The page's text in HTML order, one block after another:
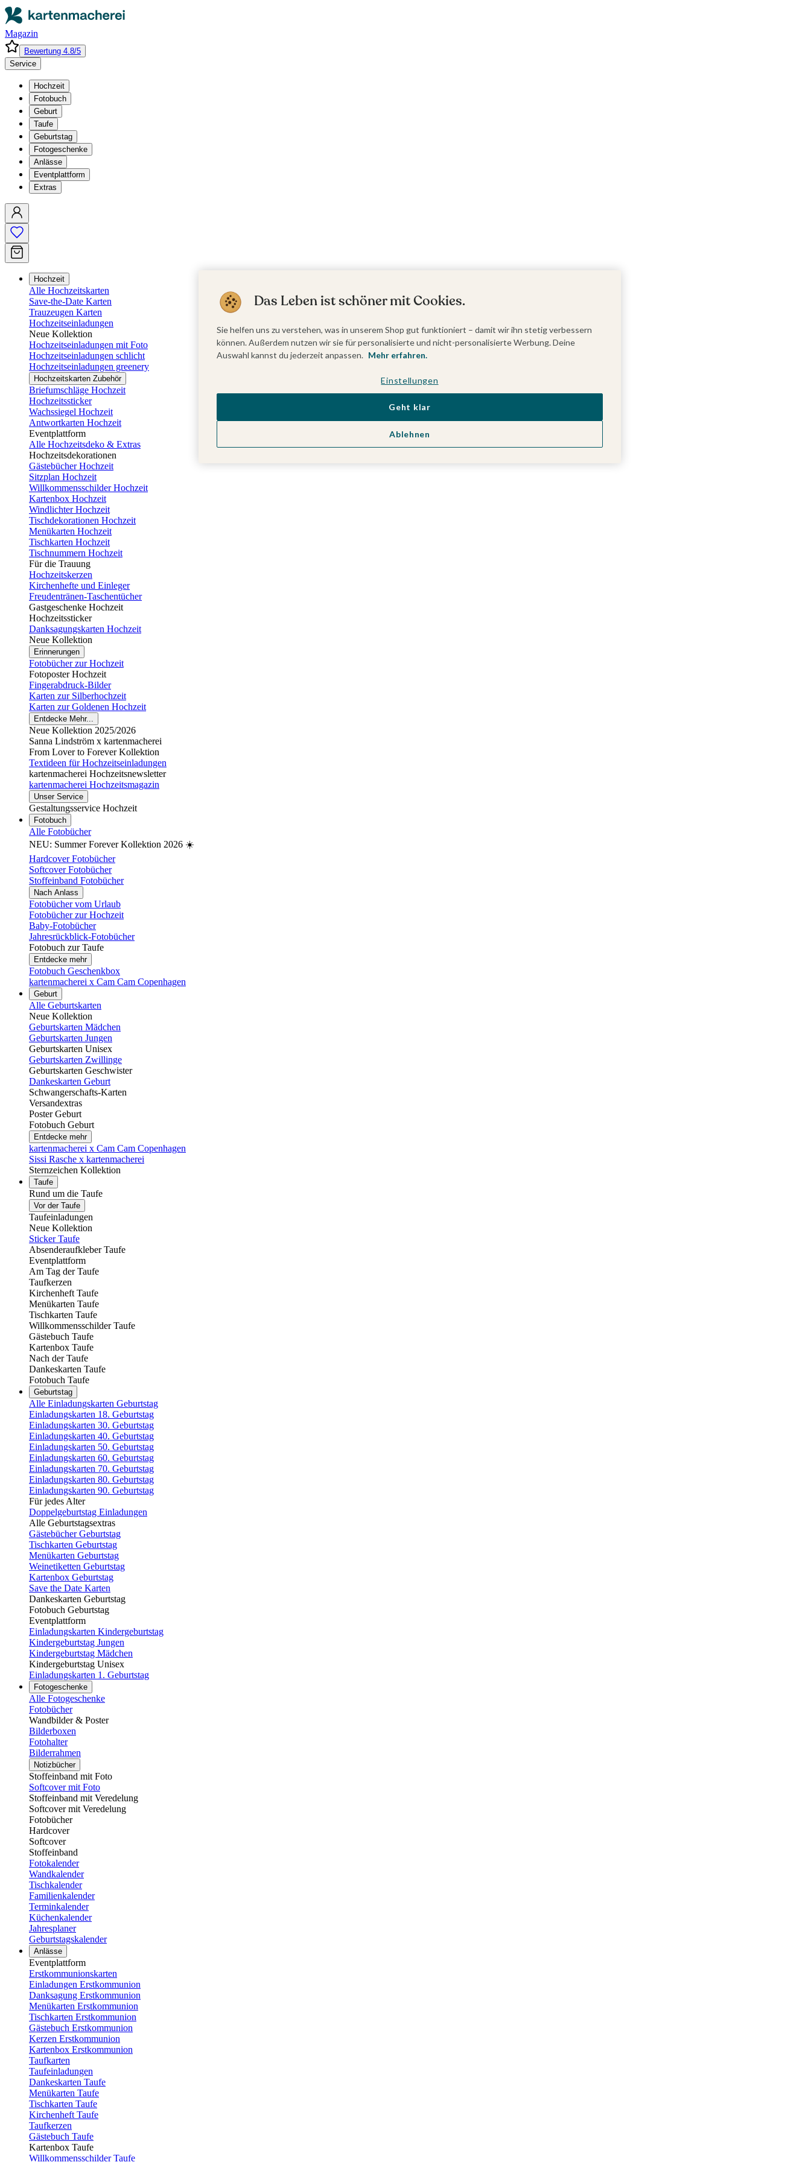
Magazin
Bewertung 4.8/5
Service
Hochzeit
Fotobuch
Geburt
Taufe
Geburtstag
Fotogeschenke
Anlässe
Eventplattform
Extras
Hochzeit
Alle Hochzeitskarten
Save-the-Date Karten
Trauzeugen Karten
Hochzeitseinladungen
Neue Kollektion
Hochzeitseinladungen mit Foto
Hochzeitseinladungen schlicht
Hochzeitseinladungen greenery
Hochzeitskarten Zubehör
Briefumschläge Hochzeit
Hochzeitssticker
Wachssiegel Hochzeit
Antwortkarten Hochzeit
Eventplattform
Alle Hochzeitsdeko & Extras
Hochzeitsdekorationen
Gästebücher Hochzeit
Sitzplan Hochzeit
Willkommensschilder Hochzeit
Kartenbox Hochzeit
Windlichter Hochzeit
Tischdekorationen Hochzeit
Menükarten Hochzeit
Tischkarten Hochzeit
Tischnummern Hochzeit
Für die Trauung
Hochzeitskerzen
Kirchenhefte und Einleger
Freudentränen-Taschentücher
Gastgeschenke Hochzeit
Hochzeitssticker
Danksagungskarten Hochzeit
Neue Kollektion
Erinnerungen
Fotobücher zur Hochzeit
Fotoposter Hochzeit
Fingerabdruck-Bilder
Karten zur Silberhochzeit
Karten zur Goldenen Hochzeit
Entdecke Mehr...
Neue Kollektion 2025/2026
Sanna Lindström x kartenmacherei
From Lover to Forever Kollektion
Textideen für Hochzeitseinladungen
kartenmacherei Hochzeitsnewsletter
kartenmacherei Hochzeitsmagazin
Unser Service
Gestaltungsservice Hochzeit
Fotobuch
Alle Fotobücher
NEU: Summer Forever Kollektion 2026 ☀️
Hardcover Fotobücher
Softcover Fotobücher
Stoffeinband Fotobücher
Nach Anlass
Fotobücher vom Urlaub
Fotobücher zur Hochzeit
Baby-Fotobücher
Jahresrückblick-Fotobücher
Fotobuch zur Taufe
Entdecke mehr
Fotobuch Geschenkbox
kartenmacherei x Cam Cam Copenhagen
Geburt
Alle Geburtskarten
Neue Kollektion
Geburtskarten Mädchen
Geburtskarten Jungen
Geburtskarten Unisex
Geburtskarten Zwillinge
Geburtskarten Geschwister
Dankeskarten Geburt
Schwangerschafts-Karten
Versandextras
Poster Geburt
Fotobuch Geburt
Entdecke mehr
kartenmacherei x Cam Cam Copenhagen
Sissi Rasche x kartenmacherei
Sternzeichen Kollektion
Taufe
Rund um die Taufe
Vor der Taufe
Taufeinladungen
Neue Kollektion
Sticker Taufe
Absenderaufkleber Taufe
Eventplattform
Am Tag der Taufe
Taufkerzen
Kirchenheft Taufe
Menükarten Taufe
Tischkarten Taufe
Willkommensschilder Taufe
Gästebuch Taufe
Kartenbox Taufe
Nach der Taufe
Dankeskarten Taufe
Fotobuch Taufe
Geburtstag
Alle Einladungskarten Geburtstag
Einladungskarten 18. Geburtstag
Einladungskarten 30. Geburtstag
Einladungskarten 40. Geburtstag
Einladungskarten 50. Geburtstag
Einladungskarten 60. Geburtstag
Einladungskarten 70. Geburtstag
Einladungskarten 80. Geburtstag
Einladungskarten 90. Geburtstag
Für jedes Alter
Doppelgeburtstag Einladungen
Alle Geburtstagsextras
Gästebücher Geburtstag
Tischkarten Geburtstag
Menükarten Geburtstag
Weinetiketten Geburtstag
Kartenbox Geburtstag
Save the Date Karten
Dankeskarten Geburtstag
Fotobuch Geburtstag
Eventplattform
Einladungskarten Kindergeburtstag
Kindergeburtstag Jungen
Kindergeburtstag Mädchen
Kindergeburtstag Unisex
Einladungskarten 1. Geburtstag
Fotogeschenke
Alle Fotogeschenke
Fotobücher
Wandbilder & Poster
Bilderboxen
Fotohalter
Bilderrahmen
Notizbücher
Stoffeinband mit Foto
Softcover mit Foto
Stoffeinband mit Veredelung
Softcover mit Veredelung
Fotobücher
Hardcover
Softcover
Stoffeinband
Fotokalender
Wandkalender
Tischkalender
Familienkalender
Terminkalender
Küchenkalender
Jahresplaner
Geburtstagskalender
Anlässe
Eventplattform
Erstkommunionskarten
Einladungen Erstkommunion
Danksagung Erstkommunion
Menükarten Erstkommunion
Tischkarten Erstkommunion
Gästebuch Erstkommunion
Kerzen Erstkommunion
Kartenbox Erstkommunion
Taufkarten
Taufeinladungen
Dankeskarten Taufe
Menükarten Taufe
Tischkarten Taufe
Kirchenheft Taufe
Taufkerzen
Gästebuch Taufe
Kartenbox Taufe
Willkommensschilder Taufe
Das Leben ist schöner mit Cookies.
Sie helfen uns zu verstehen, was in unserem Shop gut funktioniert – damit wir ihn stetig verbessern
können. Außerdem nutzen wir sie für personalisierte und nicht-personalisierte Werbung. Deine
Auswahl kannst du jederzeit anpassen. Mehr erfahren.
Einstellungen
Ablehnen
Geht klar